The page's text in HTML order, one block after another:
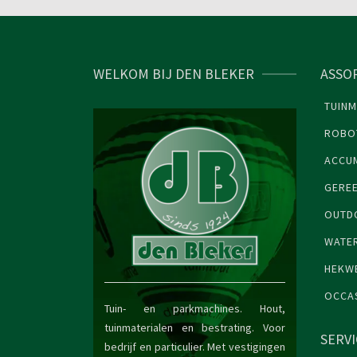
WELKOM BIJ DEN BLEKER
Tuin- en parkmachines. Hout,
tuinmaterialen en bestrating. Voor
bedrijf en particulier. Met vestigingen